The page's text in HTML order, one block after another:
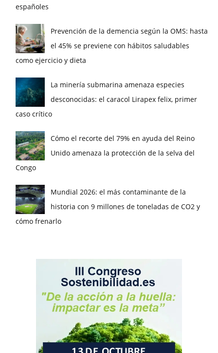
españoles
Prevención de la demencia según la OMS: hasta
el 45% se previene con hábitos saludables
como ejercicio y dieta
La minería submarina amenaza especies
desconocidas: el caracol Lirapex felix, primer
caso crítico
Cómo el recorte del 79% en ayuda del Reino
Unido amenaza la protección de la selva del
Congo
Mundial 2026: el más contaminante de la
historia con 9 millones de toneladas de CO2 y
cómo frenarlo